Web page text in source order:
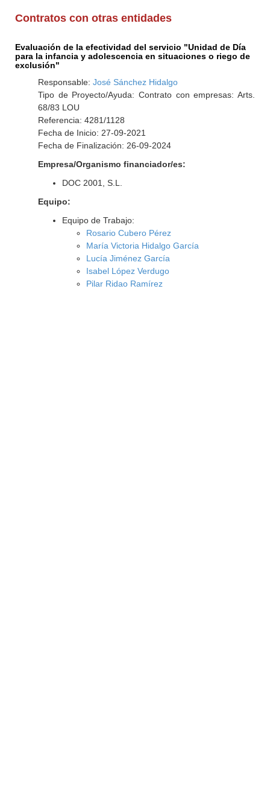
Contratos con otras entidades
Evaluación de la efectividad del servicio "Unidad de Día
para la infancia y adolescencia en situaciones o riego de
exclusión"
Responsable: José Sánchez Hidalgo
Tipo de Proyecto/Ayuda: Contrato con empresas: Arts.
68/83 LOU
Referencia: 4281/1128
Fecha de Inicio: 27-09-2021
Fecha de Finalización: 26-09-2024
Empresa/Organismo financiador/es:
DOC 2001, S.L.
Equipo:
Equipo de Trabajo:
Rosario Cubero Pérez
María Victoria Hidalgo García
Lucía Jiménez García
Isabel López Verdugo
Pilar Ridao Ramírez